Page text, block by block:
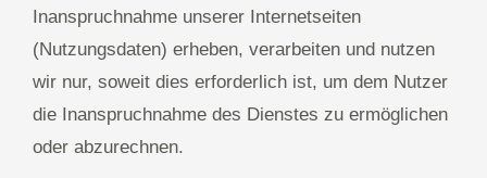
Inanspruchnahme unserer Internetseiten
(Nutzungsdaten) erheben, verarbeiten und nutzen
wir nur, soweit dies erforderlich ist, um dem Nutzer
die Inanspruchnahme des Dienstes zu ermöglichen
oder abzurechnen.